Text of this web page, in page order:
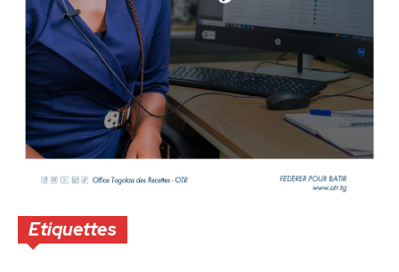
Etiquettes